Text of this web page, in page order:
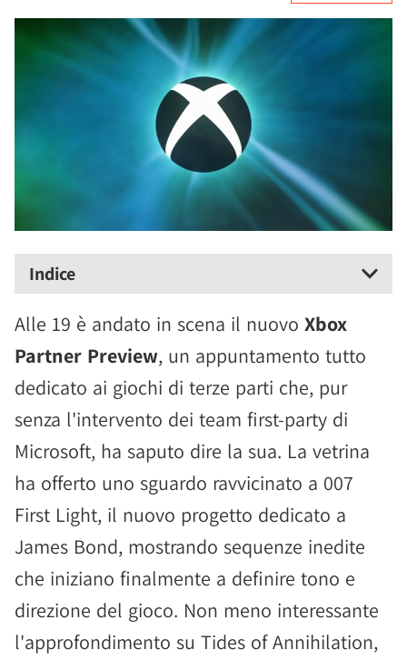
Indice
Alle 19 è andato in scena il nuovo Xbox
Partner Preview, un appuntamento tutto
dedicato ai giochi di terze parti che, pur
senza l'intervento dei team first-party di
Microsoft, ha saputo dire la sua. La vetrina
ha offerto uno sguardo ravvicinato a 007
First Light, il nuovo progetto dedicato a
James Bond, mostrando sequenze inedite
che iniziano finalmente a definire tono e
direzione del gioco. Non meno interessante
l'approfondimento su Tides of Annihilation,